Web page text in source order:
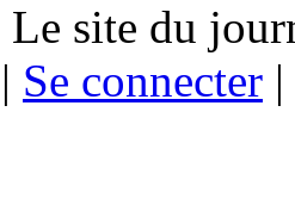
Le site du
| Se connecter |